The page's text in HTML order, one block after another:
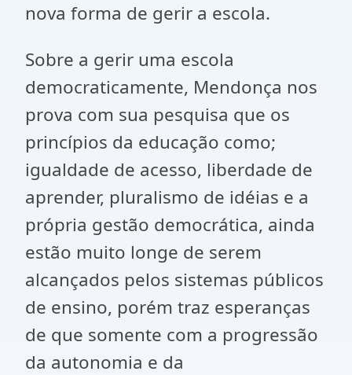
nova forma de gerir a escola.
Sobre a gerir uma escola
democraticamente, Mendonça nos
prova com sua pesquisa que os
princípios da educação como;
igualdade de acesso, liberdade de
aprender, pluralismo de idéias e a
própria gestão democrática, ainda
estão muito longe de serem
alcançados pelos sistemas públicos
de ensino, porém traz esperanças
de que somente com a progressão
da autonomia e da